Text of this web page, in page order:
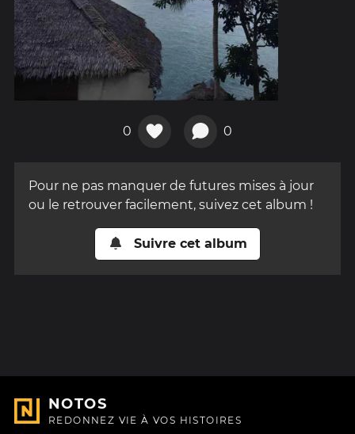
0 0
Pour ne pas manquer de futures mises à jour
ou le retrouver facilement, suivez cet album !
Suivre cet album
NOTOS
REDONNEZ VIE À VOS HISTOIRES